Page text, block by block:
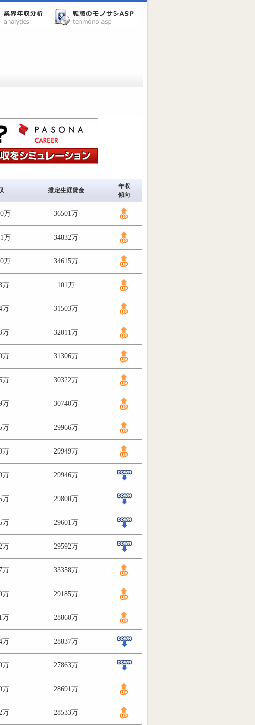
推定生涯賃金
年収
傾向
万 36501万
万 34832万
万 34615万
万 101万
万 31503万
万 32011万
万 31306万
万 30322万
万 30740万
万 29966万
万 29949万
万 29946万
万 29800万
万 29601万
万 29592万
万 33358万
万 29185万
万 28860万
万 28837万
万 27863万
万 28691万
万 28533万